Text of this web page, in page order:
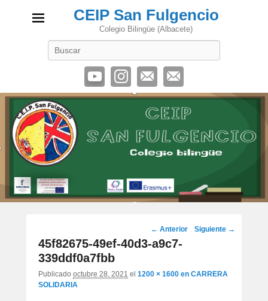
CEIP San Fulgencio
Colegio Bilingüe (Albacete)
Navegación
de
← Anterior Siguiente →
45f82675-49ef-40d3-a9c7-
339ddf0a7fbb
Publicado octubre 28, 2021 el 1200 × 1600 en CARRERA
SOLIDARIA